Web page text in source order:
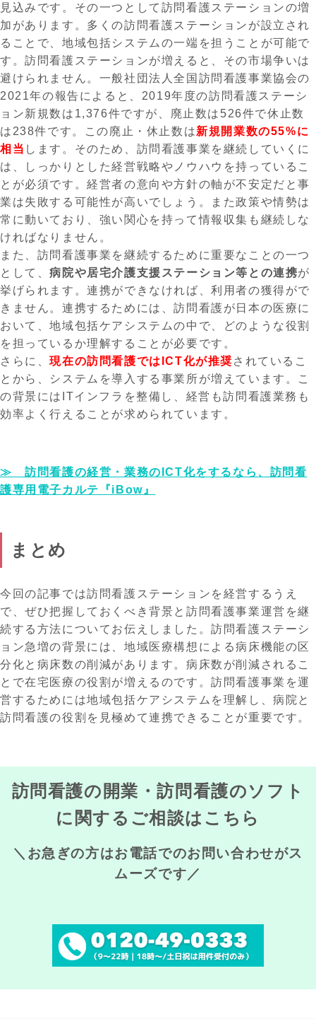
見込みです。その一つとして訪問看護ステーションの増
加があります。多くの訪問看護ステーションが設立され
ることで、地域包括システムの一端を担うことが可能で
す。訪問看護ステーションが増えると、その市場争いは
避けられません。一般社団法人全国訪問看護事業協会の
2021年の報告によると、2019年度の訪問看護ステーシ
ョン新規数は1,376件ですが、廃止数は526件で休止数
は238件です。この廃止・休止数は新規開業数の55%に
相当 します。そのため、訪問看護事業を継続していくに
は、しっかりとした経営戦略やノウハウを持っているこ
とが必須です。経営者の意向や方針の軸が不安定だと事
業は失敗する可能性が高いでしょう。また政策や情勢は
常に動いており、強い関心を持って情報収集も継続しな
ければなりません。
また、訪問看護事業を継続するために重要なことの一つ
として、病院や居宅介護支援ステーション等との連携が
挙げられます。連携ができなければ、利用者の獲得がで
きません。連携するためには、訪問看護が日本の医療に
おいて、地域包括ケアシステムの中で、どのような役割
を担っているか理解することが必要です。
さらに、現在の訪問看護ではICT化が推奨 されているこ
とから、システムを導入する事業所が増えています。こ
の背景にはITインフラを整備し、経営も訪問看護業務も
効率よく行えることが求められています。
≫ 訪問看護の経営・業務のICT化をするなら、訪問看
護専用電子カルテ『iBow』
まとめ
今回の記事では訪問看護ステーションを経営するうえ
で、ぜひ把握しておくべき背景と訪問看護事業運営を継
続する方法についてお伝えしました。訪問看護ステーシ
ョン急増の背景には、地域医療構想による病床機能の区
分化と病床数の削減があります。病床数が削減されるこ
とで在宅医療の役割が増えるのです。訪問看護事業を運
営するためには地域包括ケアシステムを理解し、病院と
訪問看護の役割を見極めて連携できることが重要です。
訪問看護の開業・訪問看護のソフト
に関するご相談はこちら
＼お急ぎの方はお電話でのお問い合わせがス
ムーズです／